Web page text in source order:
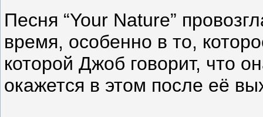
Песня “Your Nature”
время, особенно в то,
которой Джоб говорит, что
окажется в этом после её